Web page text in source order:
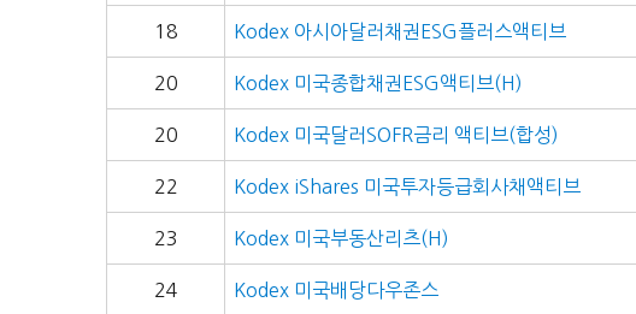
18 Kodex 아시아달러채권ESG플러스액티브
20 Kodex 미국종합채권ESG액티브(H)
20 Kodex 미국달러SOFR금리 액티브(합성)
22 Kodex iShares 미국투자등급회사채액티브
23 Kodex 미국부동산리츠(H)
24 Kodex 미국배당다우존스